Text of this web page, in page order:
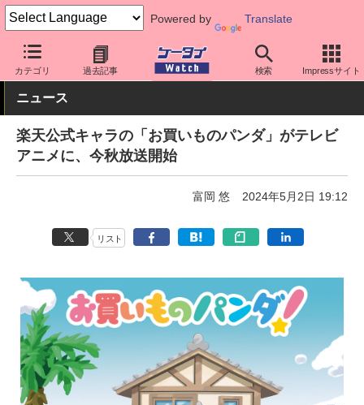
Powered by Translate
カテゴリ 過去記事 検索 Impressサイト
ケータイ Watch アプリ・サービス 動画・音楽・ゲーム
ニュース
楽天公式キャラの「お買いものパンダ」がテレビ
アニメに、今秋放送開始
富岡 悠 2024年5月2日 19:12
リスト